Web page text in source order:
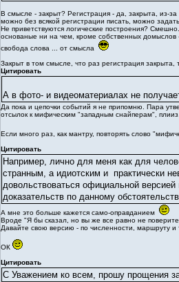
В смысле - закрыт? Регистрация - да, закрыта, из-
можно без всякой регистрации писать, можно
Не приветствуются логические построения?
основаные ни на чем, кроме собственных домыслов
свобода слова ... от смысла
Закрыт в том смысле, что раз регистрация
Цитировать
А в фото- и видеоматериалах не
Да пока и цепочки событий я не припомню. Пара
отсылок к мифическим "западным снайперам",
Если много раз, как мантру, повторять слово
Цитировать
Например, лично для меня как для
странным, а идиотским и практически
довольствоваться официальной
доказательств по данному
А мне это больше кажется само-оправданием
Вроде "Я бы сказал, но вы же все равно не
Давайте свою версию - по численности, маршруту и
ОК
Цитировать
С Уважением ко всем, прошу прощения